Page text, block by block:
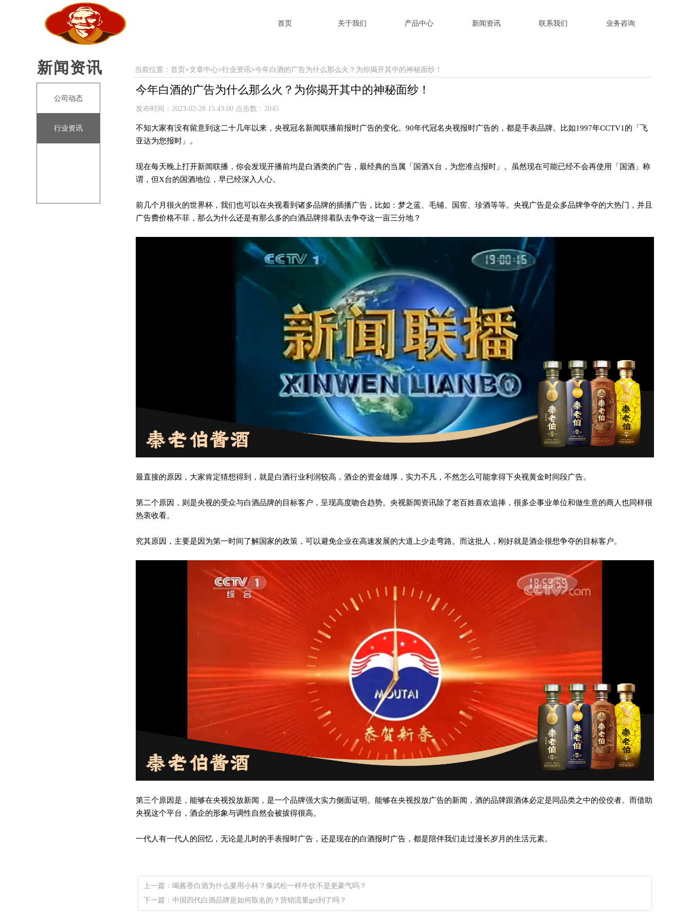
首页
首页
关于我们
关于我们
产品中心
产品中心
新闻资讯 联系我们 业务咨询
新闻资讯 当前位置： 首页 >文章中心>行业资讯>今年白酒的广告为什么那么火？为你揭开其中的神秘面纱！
公司动态
行业资讯
今年白酒的广告为什么那么火？为你揭开其中的神秘面纱！
发布时间：2023-02-28 15:43:00 点击数：2045
不知大家有没有留意到这二十几年以来，央视冠名新闻联播前报时广告的变化。 90年代冠名央视报时广告的，都是手表品牌。比如1997年CCTV1的「飞
亚达为您报时」。
现在每天晚上打开新闻联播 ，你会发现开播前均是白酒类的广告， 最经典的当属「 国酒X台，为您准点报时 」。虽然现在可能已经不会再使用「国酒」称
谓，但X台的国酒地位，早已经深入人心。
前几个月很火的世界杯，我们也可以在央视看到诸多品牌的插播广告，比如：梦之蓝、毛铺、国窖、珍酒等等。央视广告是众多品牌争夺的大热门，并且
广告费价格不菲，那么为什么还是有那么多的白酒品牌排着队去争夺这一亩三分地？
最直接的原因，大家肯定猜想得到，就是白酒行业利润较高，酒企的资金雄厚，实力不凡，不然怎么可能拿得下央视黄金时间段广告。
第二个原因，则是央视的受众与白酒品牌的目标客户，呈现高度吻合趋势。央视新闻资讯除了老百姓喜欢追捧，很多企事业单位和做生意的商人也同样很
热衷收看。
究其原因，主要是因为第一时间了解国家的政策，可以避免企业在高速发展的大道上少走弯路。而这批人，刚好就是酒企很想争夺的目标客户。
第三个原因是，能够在央视投放新闻，是一个品牌强大实力侧面证明。能够在央视投放广告的新闻，酒的品牌跟酒体必定是同品类之中的佼佼者。而借助
央视这个平台，酒企的形象与调性自然会被拔得很高。
一代人有一代人的回忆，无论是儿时的手表报时广告，还是现在的白酒报时广告，都是陪伴我们走过漫长岁月的生活元素。
上一篇：喝酱香白酒为什么要用小杯？像武松一样牛饮不是更豪气吗？
下一篇： 中国四代白酒品牌是如何取名的？营销流量get到了吗？